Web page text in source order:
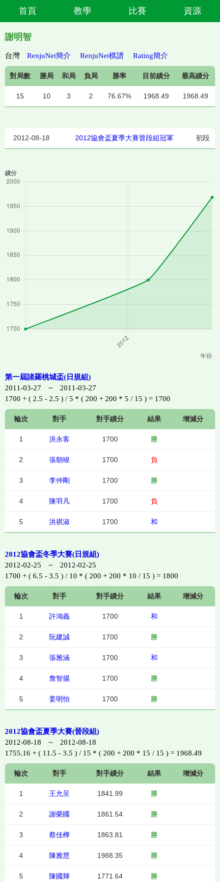
首頁 教學 比賽 資源
謝明智
台灣 RenjuNet簡介 RenjuNet棋譜 Rating簡介
對局數 勝局 和局 負局 勝率 目前績分 最高績分
15 10 3 2 76.67% 1968.49 1968.49
2012-08-18 2012協會盃夏季大賽晉段組冠軍 初段
第一屆諸羅桃城盃(日規組)
2011-03-27 ~ 2011-03-27
1700 + ( 2.5 - 2.5 ) / 5 * ( 200 + 200 * 5 / 15 ) = 1700
輪次 對手 對手績分 結果 增減分
1 洪永客 1700 勝
2 張朝竣 1700 負
3 李仲剛 1700 勝
4 陳羽凡 1700 負
5 洪祺淑 1700 和
2012協會盃冬季大賽(日規組)
2012-02-25 ~ 2012-02-25
1700 + ( 6.5 - 3.5 ) / 10 * ( 200 + 200 * 10 / 15 ) = 1800
輪次 對手 對手績分 結果 增減分
1 許鴻義 1700 和
2 阮建誠 1700 勝
3 張雅涵 1700 和
4 詹智揚 1700 勝
5 姜明怡 1700 勝
2012協會盃夏季大賽(晉段組)
2012-08-18 ~ 2012-08-18
1755.16 + ( 11.5 - 3.5 ) / 15 * ( 200 + 200 * 15 / 15 ) = 1968.49
輪次 對手 對手績分 結果 增減分
1 王允呈 1841.99 勝
2 謝榮國 1861.54 勝
3 蔡佳樺 1863.81 勝
4 陳雅慧 1988.35 勝
5 陳國輝 1771.64 勝